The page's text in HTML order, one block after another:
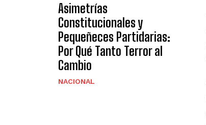
Asimetrías
Constitucionales y
Pequeñeces Partidarias:
Por Qué Tanto Terror al
Cambio
NACIONAL